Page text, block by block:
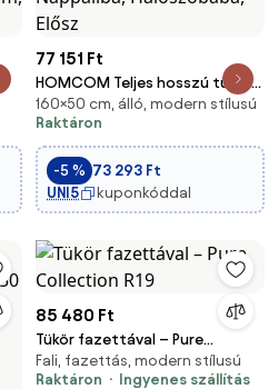
77 151 Ft
HOMCOM Teljes hosszú tükör
160 x 50 cm Ívelt állványtükör
Fém kerettel és törésbiztos
üveggel, Álló tükör,
Támasztótükör Nappaliba,
Hálószobába, Elősz
160×50 cm, álló, modern stílusú
Raktáron
-5 % 73 293 Ft
UNI5
kuponkóddal
85 480 Ft
Tükör fazettával – Pure
Collection R19
Fali, fazettás, modern stílusú
Raktáron
Ingyenes szállítás